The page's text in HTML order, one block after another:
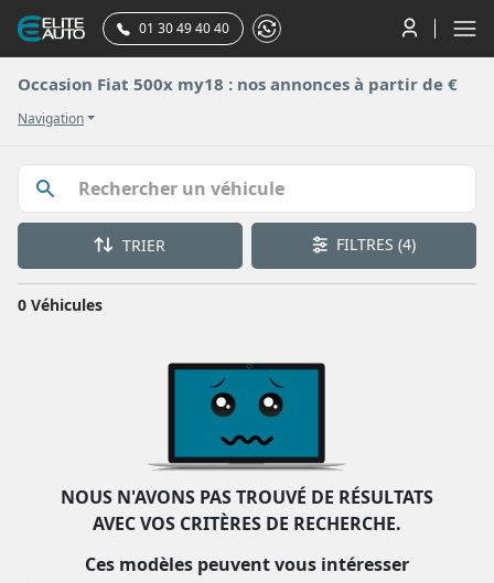
01 30 49 40 40
Occasion Fiat 500x my18 : nos annonces à partir de €
Navigation
TRIER FILTRES(4)
0 Véhicules
NOUS N'AVONS PAS TROUVÉ DE RÉSULTATS
AVEC VOS CRITÈRES DE RECHERCHE.
Ces modèles peuvent vous intéresser